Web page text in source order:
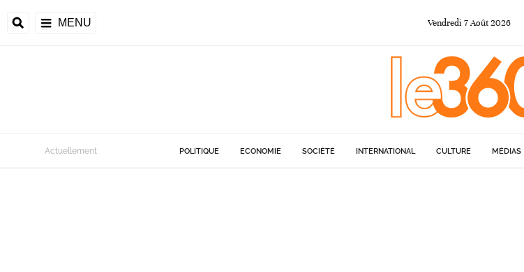
MENU Vendredi 7Août 2026
Actuellement POLITIQUE ECONOMIE SOCIÉTÉ INTERNATIONAL CULTURE MÉDIAS